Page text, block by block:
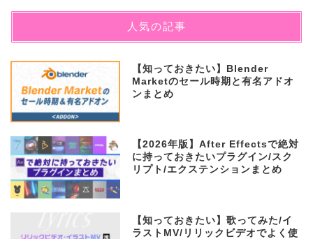
人気の記事
【知っておきたい】Blender
Marketのセール時期と有名アドオ
ンまとめ
【2026年版】After Effectsで絶対
に持っておきたいプラグイン/スク
リプト/エクステンションまとめ
【知っておきたい】歌ってみた/イ
ラストMV/リリックビデオでよく使